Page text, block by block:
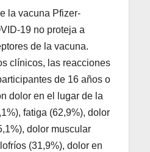
la vacuna Pfizer-
19 no proteja a
de la vacuna.
clínicos, las reacciones
de 16 años o
dolor en el lugar de la
fatiga (62,9%), dolor
dolor muscular
(31,9%), dolor en